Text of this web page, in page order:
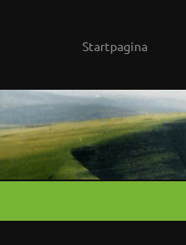
Startpagina